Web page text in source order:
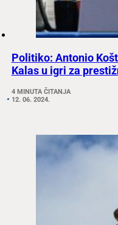
Politiko: Antonio
Kalas u igri za
4 MINUTA ČITANJA
12. 06. 2024.